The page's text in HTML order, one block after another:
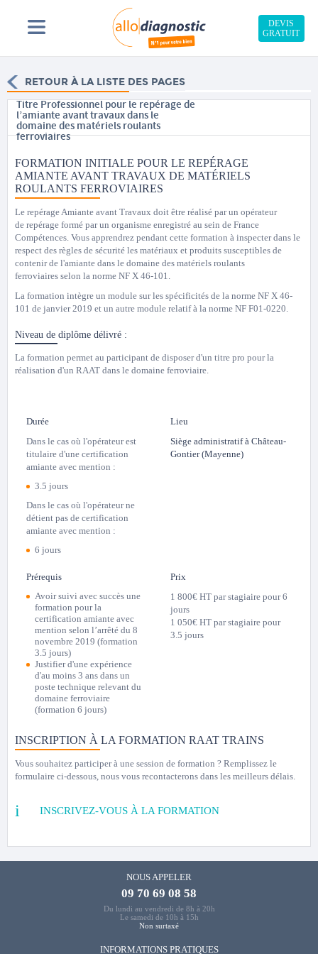
DEVIS
GRATUIT
RETOUR À LA LISTE DES PAGES
Titre Professionnel pour le repérage de
l’amiante avant travaux dans le
domaine des matériels roulants
ferroviaires
FORMATION INITIALE POUR LE REPÉRAGE
AMIANTE AVANT TRAVAUX DE MATÉRIELS
ROULANTS FERROVIAIRES
Le repérage Amiante avant Travaux doit être réalisé par un opérateur
de repérage formé par un organisme enregistré au sein de France
Compétences. Vous apprendrez pendant cette formation à inspecter dans le
respect des règles de sécurité les matériaux et produits susceptibles de
contenir de l'amiante dans le domaine des matériels roulants
ferroviaires selon la norme NF X 46-101.
La formation intègre un module sur les spécificités de la norme NF X 46-
101 de janvier 2019 et un autre module relatif à la norme NF F01-0220.
Niveau de diplôme délivré :
La formation permet au participant de disposer d'un titre pro pour la
réalisation d'un RAAT dans le domaine ferroviaire.
Durée
Dans le cas où l'opérateur est
titulaire d'une certification
amiante avec mention :
3.5 jours
Dans le cas où l'opérateur ne
détient pas de certification
amiante avec mention :
6 jours
Lieu
Siège administratif à Château-
Gontier (Mayenne)
Prérequis
Avoir suivi avec succès une
formation pour la
certification amiante avec
mention selon l’arrêté du 8
novembre 2019 (formation
3.5 jours)
Justifier d'une expérience
d'au moins 3 ans dans un
poste technique relevant du
domaine ferroviaire
(formation 6 jours)
Prix
1 800€ HT par stagiaire pour 6
jours
1 050€ HT par stagiaire pour
3.5 jours
INSCRIPTION À LA FORMATION RAAT TRAINS
Vous souhaitez participer à une session de formation ? Remplissez le
formulaire ci-dessous, nous vous recontacterons dans les meilleurs délais.
INSCRIVEZ-VOUS À LA FORMATION
NOUS APPELER
09 70 69 08 58
Du lundi au vendredi de 8h à 20h
Le samedi de 10h à 15h
Non surtaxé
INFORMATIONS PRATIQUES